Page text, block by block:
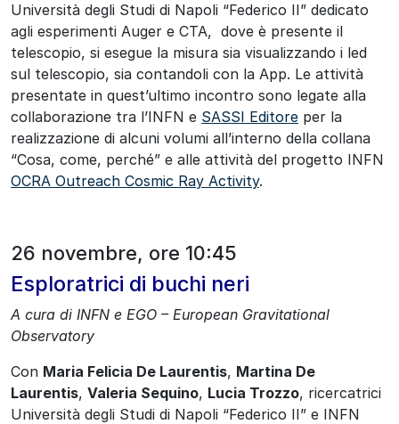
Università degli Studi di Napoli “Federico II” dedicato
agli esperimenti Auger e CTA, dove è presente il
telescopio, si esegue la misura sia visualizzando i led
sul telescopio, sia contandoli con la App. Le attività
presentate in quest’ultimo incontro sono legate alla
collaborazione tra l’INFN e SASSI Editore per la
realizzazione di alcuni volumi all’interno della collana
“Cosa, come, perché” e alle attività del progetto INFN
OCRA Outreach Cosmic Ray Activity.
26 novembre, ore 10:45
Esploratrici di buchi neri
A cura di INFN e EGO – European Gravitational
Observatory
Con Maria Felicia De Laurentis, Martina De
Laurentis, Valeria Sequino, Lucia Trozzo, ricercatrici
Università degli Studi di Napoli “Federico II” e INFN